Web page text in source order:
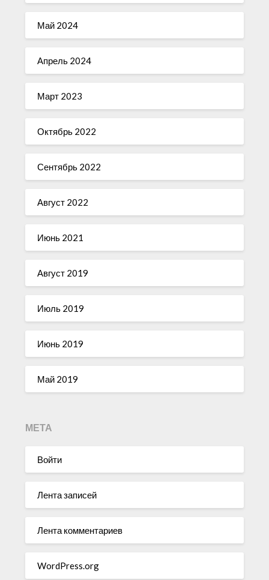
Май 2024
Апрель 2024
Март 2023
Октябрь 2022
Сентябрь 2022
Август 2022
Июнь 2021
Август 2019
Июль 2019
Июнь 2019
Май 2019
МЕТА
Войти
Лента записей
Лента комментариев
WordPress.org